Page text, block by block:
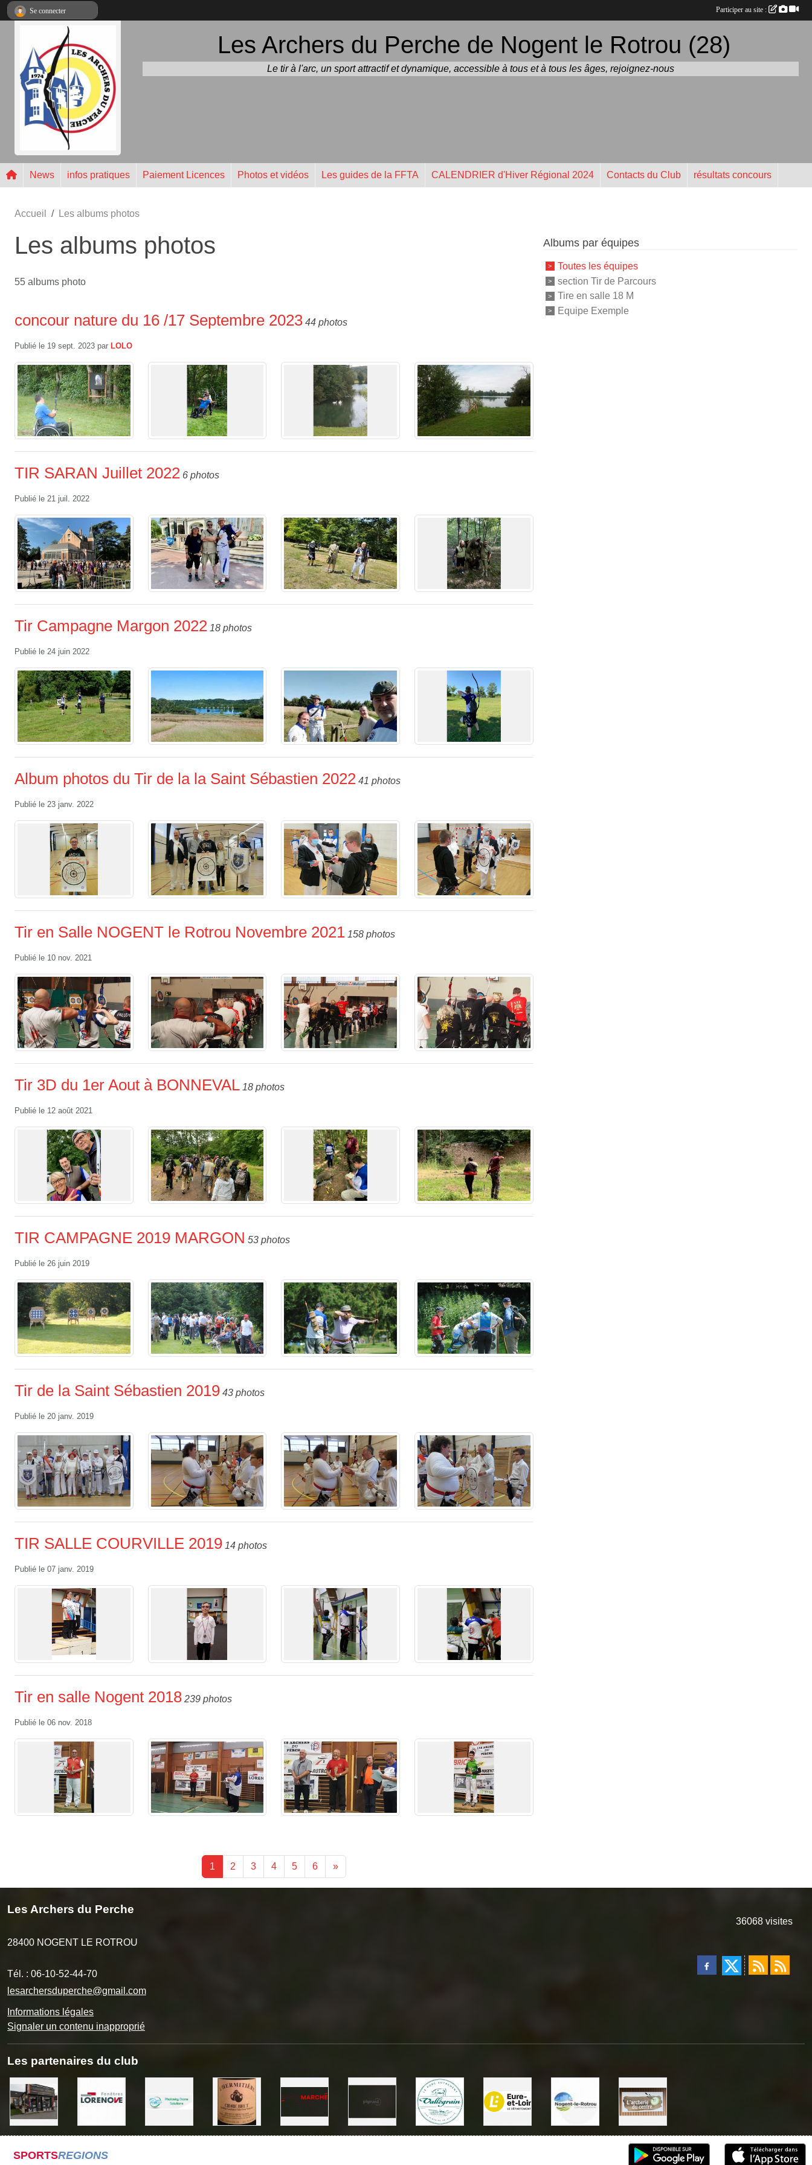
Les Archers du Perche de Nogent le Rotrou (28)
Le tir à l'arc, un sport attractif et dynamique, accessible à tous et à tous les âges, rejoignez-nous
News infos pratiques Paiement Licences Photos et vidéos Les guides de la FFTA CALENDRIER d'Hiver Régional 2024 Contacts du Club résultats concours
Accueil Les albums photos
Les albums photos
55 albums photo
concour nature du 16 /17 Septembre 2023 44 photos
Publié le 19 sept. 2023 par LOLO
TIR SARAN Juillet 2022 6 photos
Publié le 21 juil. 2022
Tir Campagne Margon 2022 18 photos
Publié le 24 juin 2022
Album photos du Tir de la la Saint Sébastien 2022 41 photos
Publié le 23 janv. 2022
Tir en Salle NOGENT le Rotrou Novembre 2021 158 photos
Publié le 10 nov. 2021
Tir 3D du 1er Aout à BONNEVAL 18 photos
Publié le 12 août 2021
TIR CAMPAGNE 2019 MARGON 53 photos
Publié le 26 juin 2019
Tir de la Saint Sébastien 2019 43 photos
Publié le 20 janv. 2019
TIR SALLE COURVILLE 2019 14 photos
Publié le 07 janv. 2019
Tir en salle Nogent 2018 239 photos
Publié le 06 nov. 2018
1 2 3 4 5 6 »
Albums par équipes
Toutes les équipes
section Tir de Parcours
Tire en salle 18 M
Equipe Exemple
Les Archers du Perche
28400 NOGENT LE ROTROU
Tél. : 06-10-52-44-70
lesarchersduperche@gmail.com
Informations légales
Signaler un contenu inapproprié
36068 visites
Les partenaires du club
SPORTSREGIONS
Se connecter Participer au site :
Panneau de gestion des cookies